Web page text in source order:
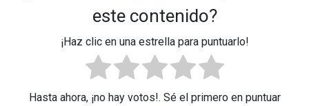
este contenido?
¡Haz clic en una estrella para puntuarlo!
Hasta ahora, ¡no hay votos!. Sé el primero en puntuar